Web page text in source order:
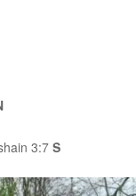
3:7S